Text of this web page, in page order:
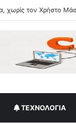
ΤΕΧΝΟΛΟΓΊΑ